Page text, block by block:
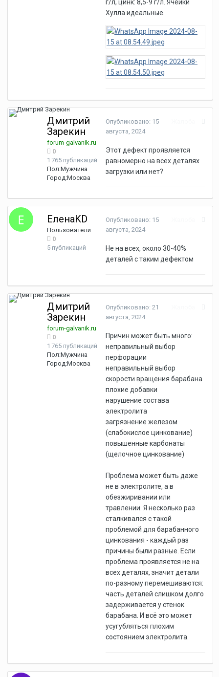
г/л, цинк: 8,5-9 г/л. Ячейки
Хулла идеальные.
Дмитрий
Зарекин
forum-galvanik.ru
0
1 765 публикаций
Пол:Мужчина
Город:Москва
Опубликовано: 15
августа, 2024
Этот дефект проявляется
равномерно на всех деталях
загрузки или нет?
ЕленаKD
Пользователи
0
5 публикаций
Опубликовано: 15
августа, 2024
Не на всех, около 30-40%
деталей с таким дефектом
Дмитрий
Зарекин
forum-galvanik.ru
0
1 765 публикаций
Пол:Мужчина
Город:Москва
Опубликовано: 21
августа, 2024
Причин может быть много:
неправильный выбор
перфорации
неправильный выбор
скорости вращения барабана
плохие добавки
нарушение состава
электролита
загрязнение железом
(слабокислое цинкование)
повышенные карбонаты
(щелочное цинкование)
Проблема может быть даже
не в электролите, а в
обезжиривании или
травлении. Я несколько раз
сталкивался с такой
проблемой для барабанного
цинкования - каждый раз
причины были разные. Если
проблема проявляется не на
всех деталях, значит детали
по-разному перемешиваются:
часть деталей слишком долго
задерживается у стенок
барабана. И всё это может
усугубляться плохим
состоянием электролита.